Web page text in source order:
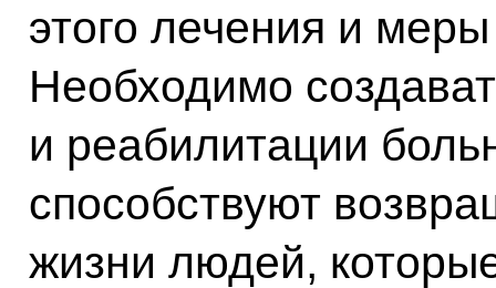
этого лечения и
Необходимо
и реабилитации
способствуют
жизни людей,